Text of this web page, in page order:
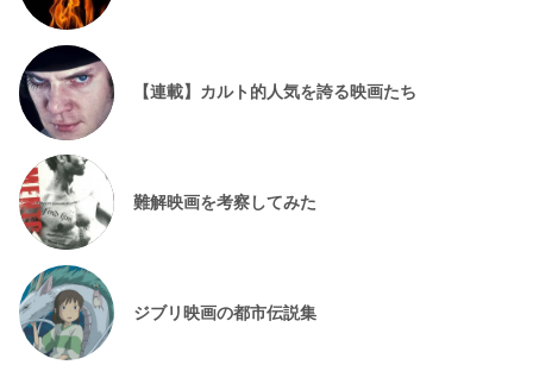
【連載】カルト的人気を誇る映画たち
難解映画を考察してみた
ジブリ映画の都市伝説集